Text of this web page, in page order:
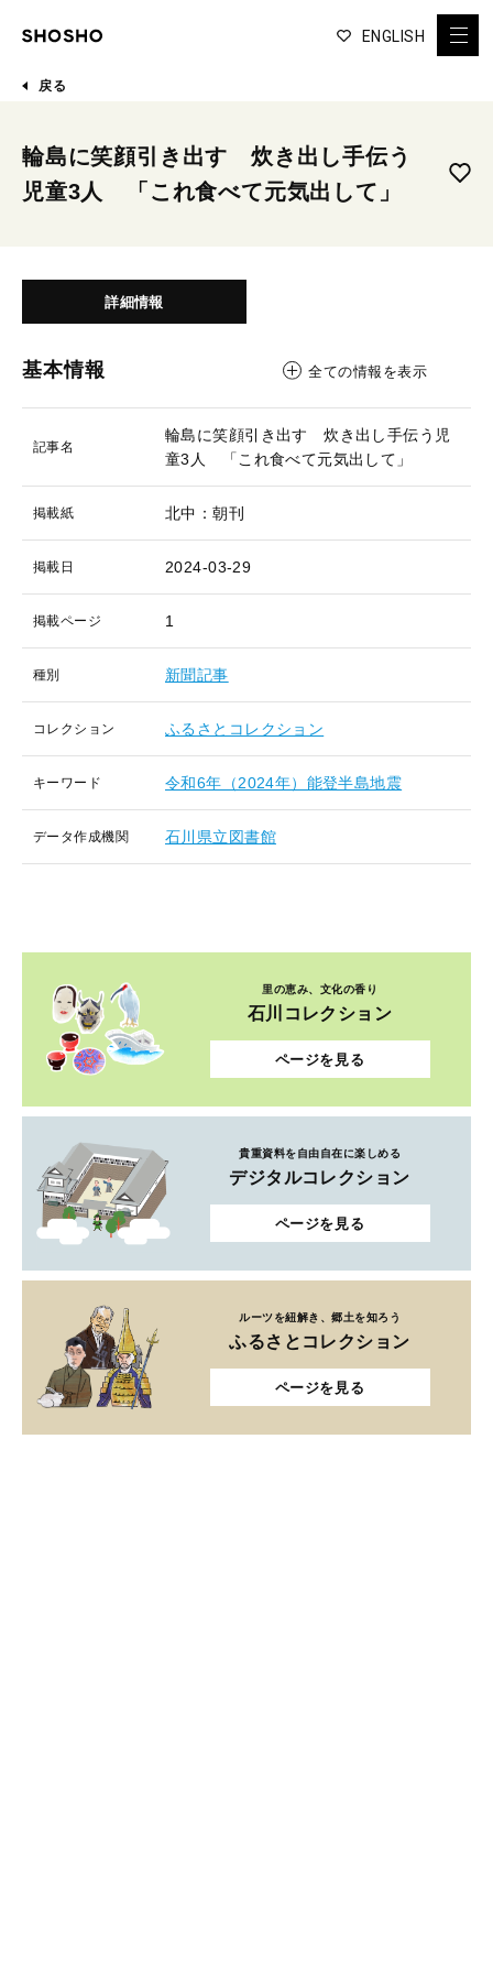
ENGLISH
戻る
輪島に笑顔引き出す 炊き出し手伝う
児童3人 「これ食べて元気出して」
詳細情報
基本情報 全ての情報を表示
記事名
輪島に笑顔引き出す 炊き出し手伝う児
童3人 「これ食べて元気出して」
掲載紙 北中：朝刊
掲載日 2024-03-29
掲載ページ 1
種別 新聞記事
コレクション ふるさとコレクション
キーワード 令和6年（2024年）能登半島地震
データ作成機関 石川県立図書館
里の恵み、文化の香り
石川コレクション
ページを見る
貴重資料を自由自在に楽しめる
デジタルコレクション
ページを見る
ルーツを紐解き、郷土を知ろう
ふるさとコレクション
ページを見る